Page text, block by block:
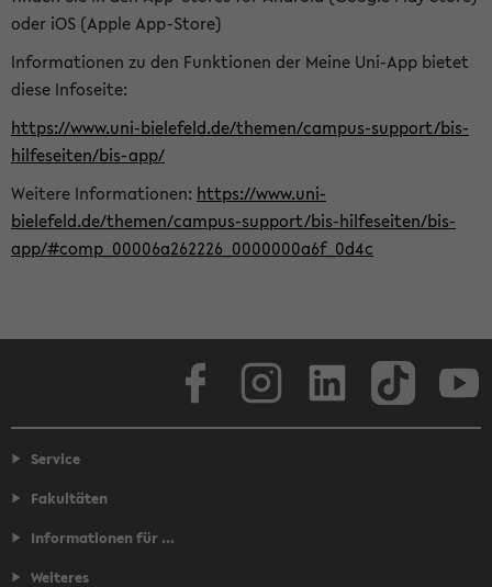
oder iOS (Apple App-Store)
Informationen zu den Funktionen der Meine Uni-App bietet
diese Infoseite:
https://www.uni-bielefeld.de/themen/campus-support/bis-
hilfeseiten/bis-app/
Weitere Informationen: https://www.uni-
bielefeld.de/themen/campus-support/bis-hilfeseiten/bis-
app/#comp_00006a262226_0000000a6f_0d4c
Service
Fakultäten
Informationen für ...
Weiteres